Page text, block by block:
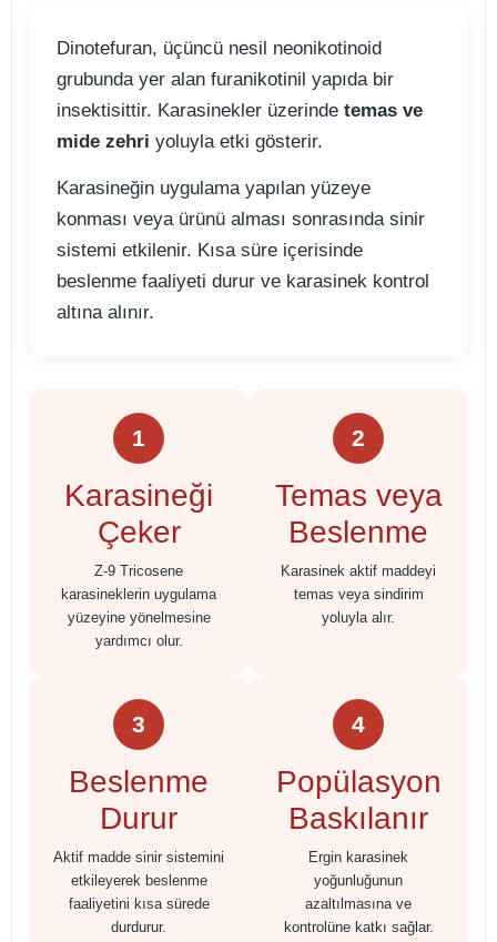
Dinotefuran, üçüncü nesil neonikotinoid
grubunda yer alan furanikotinil yapıda bir
insektisittir. Karasinekler üzerinde temas ve
mide zehri yoluyla etki gösterir.
Karasineğin uygulama yapılan yüzeye
konması veya ürünü alması sonrasında sinir
sistemi etkilenir. Kısa süre içerisinde
beslenme faaliyeti durur ve karasinek kontrol
altına alınır.
1
Karasineği
Çeker
Z-9 Tricosene
karasineklerin uygulama
yüzeyine yönelmesine
yardımcı olur.
2
Temas veya
Beslenme
Karasinek aktif maddeyi
temas veya sindirim
yoluyla alır.
3
Beslenme
Durur
Aktif madde sinir sistemini
etkileyerek beslenme
faaliyetini kısa sürede
durdurur.
4
Popülasyon
Baskılanır
Ergin karasinek
yoğunluğunun
azaltılmasına ve
kontrolüne katkı sağlar.